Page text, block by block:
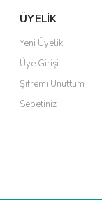
ÜYELİK
Yeni Üyelik
Üye Girişi
Şifremi Unuttum
Sepetiniz